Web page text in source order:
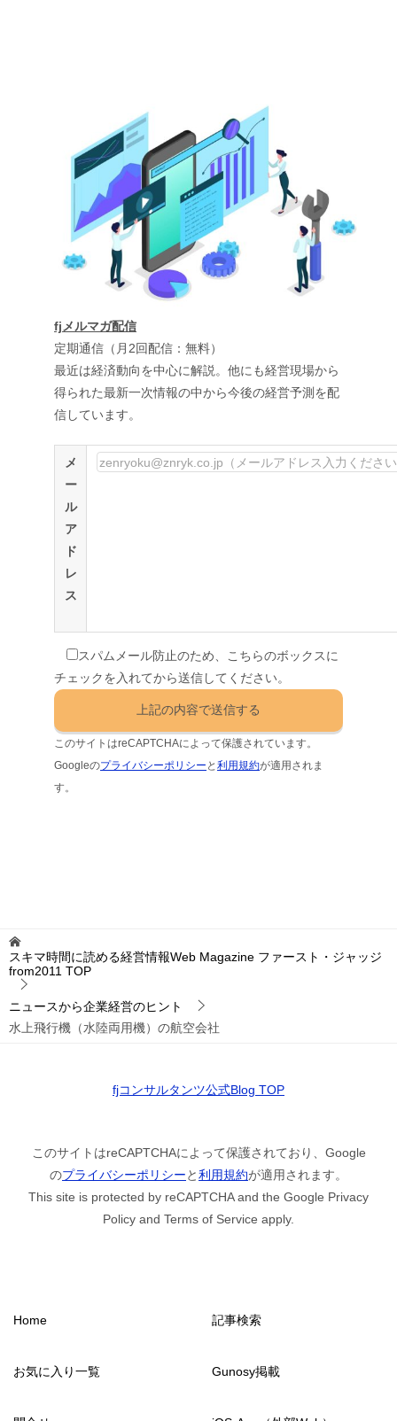
fjメルマガ配信
定期通信（月2回配信：無料）
最近は経済動向を中心に解説。他にも経営現場から
得られた最新一次情報の中から今後の経営予測を配
信しています。
メ
ー
ル
ア
ド
レ
ス
スパムメール防止のため、こちらのボックスに
チェックを入れてから送信してください。
このサイトはreCAPTCHAによって保護されています。
Googleのプライバシーポリシー と利用規約が適用されま
す。
スキマ時間に読める経営情報Web Magazine ファースト・ジャッジ
from2011 TOP
ニュースから企業経営のヒント
水上飛行機（水陸両用機）の航空会社
fjコンサルタンツ公式Blog TOP
このサイトはreCAPTCHAによって保護されており、Google
のプライバシーポリシーと利用規約が適用されます。
This site is protected by reCAPTCHA and the Google Privacy
Policy and Terms of Service apply.
Home 記事検索
お気に入り一覧 Gunosy掲載